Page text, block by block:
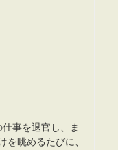
事を退官し、ま
を眺めるたびに、